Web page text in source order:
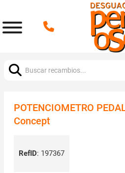
POTENCIOMETRO
Concept
RefID: 197367